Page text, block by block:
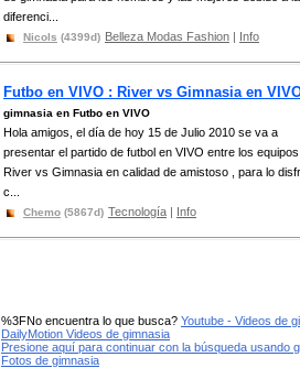
diferenci...
Nicols (4399d) Belleza Modas Fashion | Info
Futbo en VIVO : River vs Gimnasia en
gimnasia en Futbo en VIVO
Hola amigos, el día de hoy 15 de Julio 2010 se va a
presentar el partido de futbol en VIVO entre los
River vs Gimnasia en calidad de amistoso , para lo
c...
Chemo (5867d) Tecnología | Info
%3FNo encuentra lo que busca? Youtube - Videos de
DailyMotion Videos de gimnasia
Presione aquí para continuar con la búsqueda usando
Fotos de gimnasia